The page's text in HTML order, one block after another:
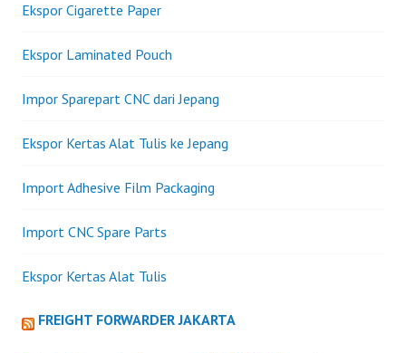
Ekspor Cigarette Paper
Ekspor Laminated Pouch
Impor Sparepart CNC dari Jepang
Ekspor Kertas Alat Tulis ke Jepang
Import Adhesive Film Packaging
Import CNC Spare Parts
Ekspor Kertas Alat Tulis
FREIGHT FORWARDER JAKARTA